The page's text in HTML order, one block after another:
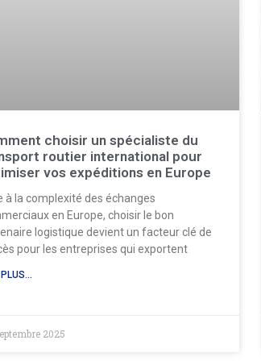
choisir un spécialiste du
routier international pour
vos expéditions en Europe
à la complexité des échanges
en Europe, choisir le bon
logistique devient un facteur clé de
pour les entreprises qui exportent
PLUS...
2025